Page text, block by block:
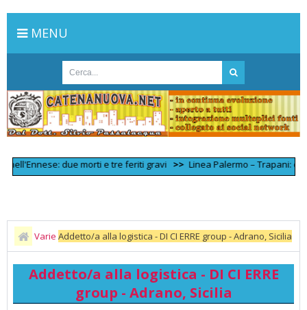
MENU
due morti e tre feriti gravi >> Linea Palermo – Trapani: dalle
Varie Addetto/a alla logistica - DI CI ERRE group - Adrano, Sicilia
Addetto/a alla logistica - DI CI ERRE
group - Adrano, Sicilia